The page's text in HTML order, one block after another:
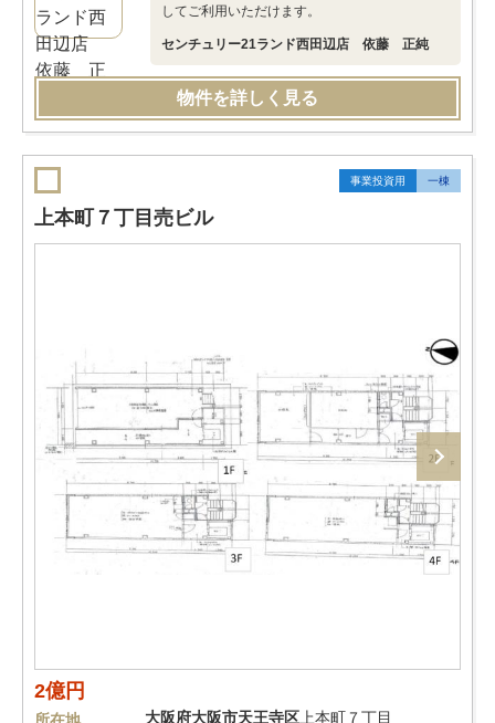
してご利用いただけます。
センチュリー21ランド西田辺店 依藤 正純
物件を詳しく見る
事業投資用 一棟
上本町７丁目売ビル
2億円
大阪府大阪市天王寺区 上本町７丁目